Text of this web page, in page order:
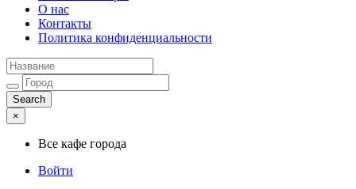
О нас
Контакты
Политика конфиденциальности
×
Все кафе города
Войти